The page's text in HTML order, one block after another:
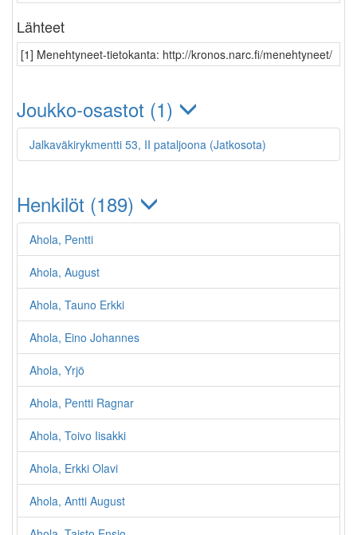
Lähteet
[1] Menehtyneet-tietokanta: http://kronos.narc.fi/menehtyneet/
Joukko-osastot (1)
Jalkaväkirykmentti 53, II pataljoona (Jatkosota)
Henkilöt (189)
Ahola, Pentti
Ahola, August
Ahola, Tauno Erkki
Ahola, Eino Johannes
Ahola, Yrjö
Ahola, Pentti Ragnar
Ahola, Toivo Iisakki
Ahola, Erkki Olavi
Ahola, Antti August